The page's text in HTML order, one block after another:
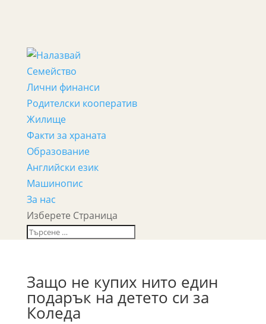
Семейство
Лични финанси
Родителски кооператив
Жилище
Факти за храната
Образование
Английски език
Машинопис
За нас
Изберете Страница
Защо не купих нито един
подарък на детето си за
Коледа